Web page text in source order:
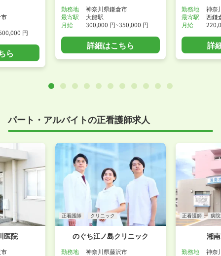
円
ら
勤務地
神奈川県鎌倉市
最寄駅
大船駅
月給
300,000 円~350,000 円
詳細はこちら
勤務地
神奈
最寄駅
西鎌
月給
詳
パート・アルバイトの正看護師求人
医院
正看護師 クリニック
のぐち江ノ島クリニック
勤務地
神奈川県藤沢市
正看護師 病院
湘
勤務地
神奈